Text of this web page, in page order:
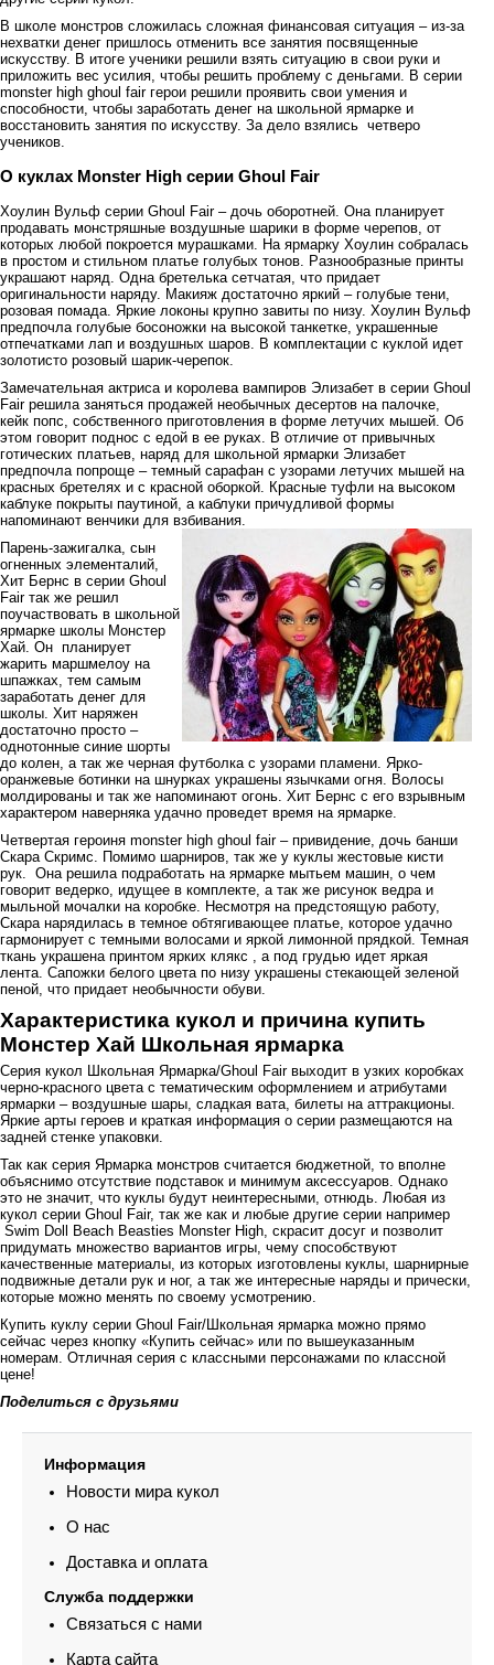
В школе монстров сложилась сложная финансовая ситуация – из-за
нехватки денег пришлось отменить все занятия посвященные
искусству. В итоге ученики решили взять ситуацию в свои руки и
приложить вес усилия, чтобы решить проблему с деньгами. В серии
monster high ghoul fair герои решили проявить свои умения и
способности, чтобы заработать денег на школьной ярмарке и
восстановить занятия по искусству. За дело взялись четверо
учеников.
О куклах Monster High серии Ghoul Fair
Хоулин Вульф серии Ghoul Fair – дочь оборотней. Она планирует
продавать монстряшные воздушные шарики в форме черепов, от
которых любой покроется мурашками. На ярмарку Хоулин собралась
в простом и стильном платье голубых тонов. Разнообразные принты
украшают наряд. Одна бретелька сетчатая, что придает
оригинальности наряду. Макияж достаточно яркий – голубые тени,
розовая помада. Яркие локоны крупно завиты по низу. Хоулин Вульф
предпочла голубые босоножки на высокой танкетке, украшенные
отпечатками лап и воздушных шаров. В комплектации с куклой идет
золотисто розовый шарик-черепок.
Замечательная актриса и королева вампиров Элизабет в серии Ghoul
Fair решила заняться продажей необычных десертов на палочке,
кейк попс, собственного приготовления в форме летучих мышей. Об
этом говорит поднос с едой в ее руках. В отличие от привычных
готических платьев, наряд для школьной ярмарки Элизабет
предпочла попроще – темный сарафан с узорами летучих мышей на
красных бретелях и с красной оборкой. Красные туфли на высоком
каблуке покрыты паутиной, а каблуки причудливой формы
напоминают венчики для взбивания.
Парень-зажигалка, сын
огненных элементалий,
Хит Бернс в серии Ghoul
Fair так же решил
поучаствовать в школьной
ярмарке школы Монстер
Хай. Он планирует
жарить маршмелоу на
шпажках, тем самым
заработать денег для
школы. Хит наряжен
достаточно просто –
однотонные синие шорты
до колен, а так же черная футболка с узорами пламени. Ярко-
оранжевые ботинки на шнурках украшены язычками огня. Волосы
молдированы и так же напоминают огонь. Хит Бернс с его взрывным
характером наверняка удачно проведет время на ярмарке.
Четвертая героиня monster high ghoul fair – привидение, дочь банши
Скара Скримс. Помимо шарниров, так же у куклы жестовые кисти
рук. Она решила подработать на ярмарке мытьем машин, о чем
говорит ведерко, идущее в комплекте, а так же рисунок ведра и
мыльной мочалки на коробке. Несмотря на предстоящую работу,
Скара нарядилась в темное обтягивающее платье, которое удачно
гармонирует с темными волосами и яркой лимонной прядкой. Темная
ткань украшена принтом ярких клякс , а под грудью идет яркая
лента. Сапожки белого цвета по низу украшены стекающей зеленой
пеной, что придает необычности обуви.
Характеристика кукол и причина купить
Монстер Хай Школьная ярмарка
Серия кукол Школьная Ярмарка/Ghoul Fair выходит в узких коробках
черно-красного цвета с тематическим оформлением и атрибутами
ярмарки – воздушные шары, сладкая вата, билеты на аттракционы.
Яркие арты героев и краткая информация о серии размещаются на
задней стенке упаковки.
Так как серия Ярмарка монстров считается бюджетной, то вполне
объяснимо отсутствие подставок и минимум аксессуаров. Однако
это не значит, что куклы будут неинтересными, отнюдь. Любая из
кукол серии Ghoul Fair, так же как и любые другие серии например
Swim Doll Beach Beasties Monster High, скрасит досуг и позволит
придумать множество вариантов игры, чему способствуют
качественные материалы, из которых изготовлены куклы, шарнирные
подвижные детали рук и ног, а так же интересные наряды и прически,
которые можно менять по своему усмотрению.
Купить куклу серии Ghoul Fair/Школьная ярмарка можно прямо
сейчас через кнопку «Купить сейчас» или по вышеуказанным
номерам. Отличная серия с классными персонажами по классной
цене!
Поделиться с друзьями
Информация
Новости мира кукол
О нас
Доставка и оплата
Служба поддержки
Связаться с нами
Карта сайта